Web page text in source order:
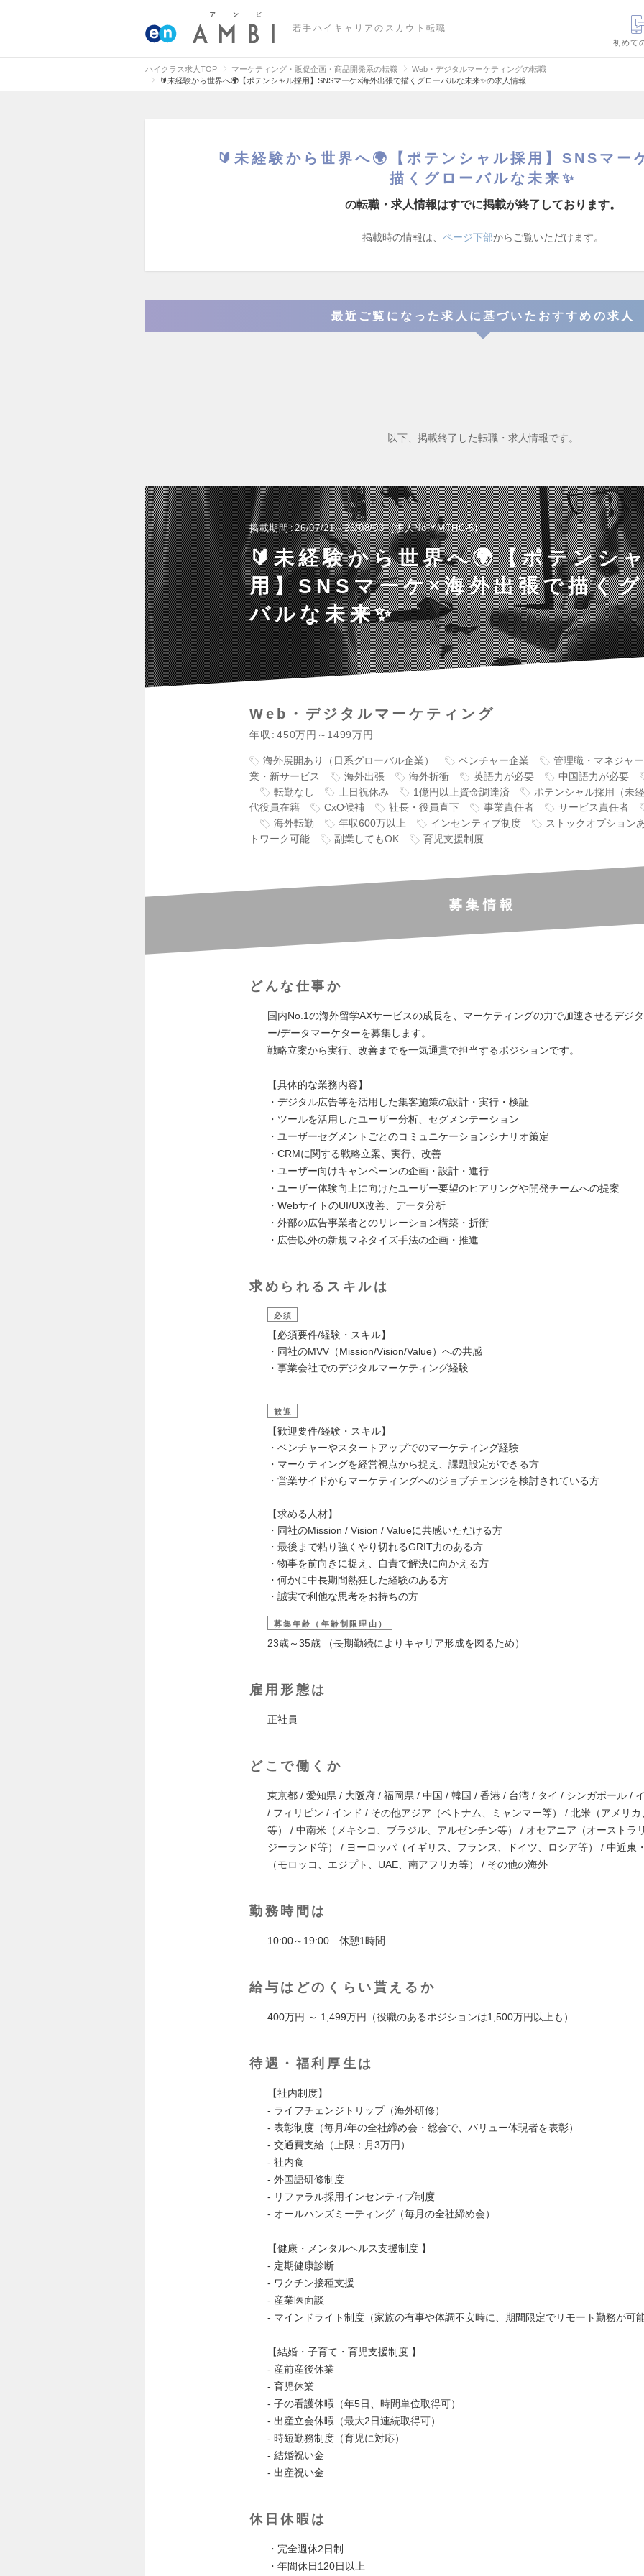
若手ハイキャリアのスカウト転職
初めて
ハイクラス求人TOP マーケティング・販促企画・商品開発系の転職
Web・デジタルマーケティングの転職
🔰未経験から世界へ🌍【ポテンシャル採用】SNSマーケ×海外出張で描くグローバルな未来✨の求人情報
🔰未経験から世界へ🌍【ポテンシャル採用】SNSマー
描くグローバルな未来✨
の転職・求人情報はすでに掲載が終了しております。
掲載時の情報は、 ページ下部からご覧いただけます。
最近ご覧になった求人に基づいたおすすめの求人
以下、掲載終了した転職・求人情報です。
掲載期間 26/07/21～26/08/03 求人No.YMTHC-5
🔰未経験から世界へ🌍【ポテンシ
用】SNSマーケ×海外出張で描く
バルな未来✨
Web・デジタルマーケティング
年収 450万円～1499万円
海外展開あり（日系グローバル企業） ベンチャー企業 管理職・マネジャー
業・新サービス
海外出張 海外折衝 英語力が必要 中国語力が必要
転勤なし
土日祝休み 1億円以上資金調達済 ポテンシャル採用（未経
代役員在籍
CxO候補 社長・役員直下 事業責任者 サービス責任者
海外転勤
年収600万以上 インセンティブ制度 ストックオプション
トワーク可能
副業してもOK 育児支援制度
募集情報
どんな仕事か
国内No.1の海外留学AXサービスの成長を、マーケティングの力で加速させるデジ
ー/データマーケターを募集します。
戦略立案から実行、改善までを一気通貫で担当するポジションです。
【具体的な業務内容】
・デジタル広告等を活用した集客施策の設計・実行・検証
・ツールを活用したユーザー分析、セグメンテーション
・ユーザーセグメントごとのコミュニケーションシナリオ策定
・CRMに関する戦略立案、実行、改善
・ユーザー向けキャンペーンの企画・設計・進行
・ユーザー体験向上に向けたユーザー要望のヒアリングや開発チームへの提案
・WebサイトのUI/UX改善、データ分析
・外部の広告事業者とのリレーション構築・折衝
・広告以外の新規マネタイズ手法の企画・推進
求められるスキルは
必須
【必須要件/経験・スキル】
・同社のMVV（Mission/Vision/Value）への共感
・事業会社でのデジタルマーケティング経験
歓迎
【歓迎要件/経験・スキル】
・ベンチャーやスタートアップでのマーケティング経験
・マーケティングを経営視点から捉え、課題設定ができる方
・営業サイドからマーケティングへのジョブチェンジを検討されている方
【求める人材】
・同社のMission / Vision / Valueに共感いただける方
・最後まで粘り強くやり切れるGRIT力のある方
・物事を前向きに捉え、自責で解決に向かえる方
・何かに中長期間熱狂した経験のある方
・誠実で利他な思考をお持ちの方
募集年齢（年齢制限理由）
23歳～35歳 （長期勤続によりキャリア形成を図るため）
雇用形態は
正社員
どこで働くか
東京都 / 愛知県 / 大阪府 / 福岡県 / 中国 / 韓国 / 香港 / 台湾 / タイ / シンガポール /
/ フィリピン / インド / その他アジア（ベトナム、ミャンマー等） / 北米（アメリカ
等） / 中南米（メキシコ、ブラジル、アルゼンチン等） / オセアニア（オーストラ
ジーランド等） / ヨーロッパ（イギリス、フランス、ドイツ、ロシア等） / 中近東
（モロッコ、エジプト、UAE、南アフリカ等） / その他の海外
勤務時間は
10:00～19:00 休憩1時間
給与はどのくらい貰えるか
400万円 ～ 1,499万円（役職のあるポジションは1,500万円以上も）
待遇・福利厚生は
【社内制度】
- ライフチェンジトリップ（海外研修）
- 表彰制度（毎月/年の全社締め会・総会で、バリュー体現者を表彰）
- 交通費支給（上限：月3万円）
- 社内食
- 外国語研修制度
- リファラル採用インセンティブ制度
- オールハンズミーティング（毎月の全社締め会）
【健康・メンタルヘルス支援制度 】
- 定期健康診断
- ワクチン接種支援
- 産業医面談
- マインドライト制度（家族の有事や体調不安時に、期間限定でリモート勤務が可能
【結婚・子育て・育児支援制度 】
- 産前産後休業
- 育児休業
- 子の看護休暇（年5日、時間単位取得可）
- 出産立会休暇（最大2日連続取得可）
- 時短勤務制度（育児に対応）
- 結婚祝い金
- 出産祝い金
休日休暇は
・完全週休2日制
・年間休日120日以上